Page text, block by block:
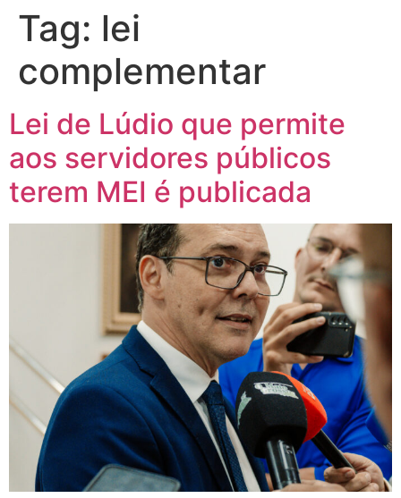
Tag: lei
complementar
Lei de Lúdio que permite
aos servidores públicos
terem MEI é publicada